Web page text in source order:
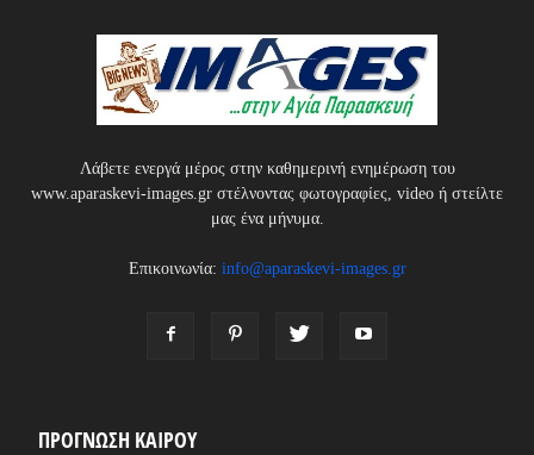
Λάβετε ενεργά μέρος στην καθημερινή ενημέρωση του
www.aparaskevi-images.gr στέλνοντας φωτογραφίες, video ή στείλτε
μας ένα μήνυμα.
Επικοινωνία: info@aparaskevi-images.gr
ΠΡΟΓΝΩΣΗ ΚΑΙΡΟΥ